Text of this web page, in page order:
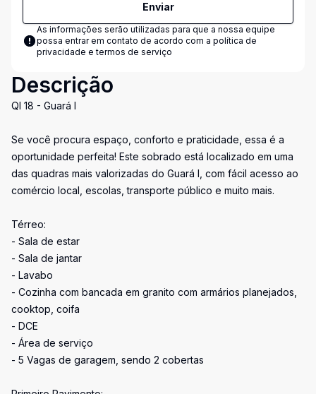
Enviar
As informações serão utilizadas para que a nossa equipe
possa entrar em contato de acordo com a política de
privacidade e termos de serviço
Descrição
QI 18 - Guará I
Se você procura espaço, conforto e praticidade, essa é a
oportunidade perfeita! Este sobrado está localizado em uma
das quadras mais valorizadas do Guará I, com fácil acesso ao
comércio local, escolas, transporte público e muito mais.
Térreo:
- Sala de estar
- Sala de jantar
- Lavabo
- Cozinha com bancada em granito com armários planejados,
cooktop, coifa
- DCE
- Área de serviço
- 5 Vagas de garagem, sendo 2 cobertas